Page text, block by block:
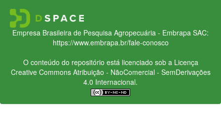
Empresa Brasileira de Pesquisa Agropecuária - Embrapa SAC:
https://www.embrapa.br/fale-conosco
O conteúdo do repositório está licenciado sob a Licença
Creative CommonsAtribuição - NãoComercial - SemDerivações
4.0 Internacional.